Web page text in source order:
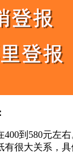
到580元左
有很大关系，